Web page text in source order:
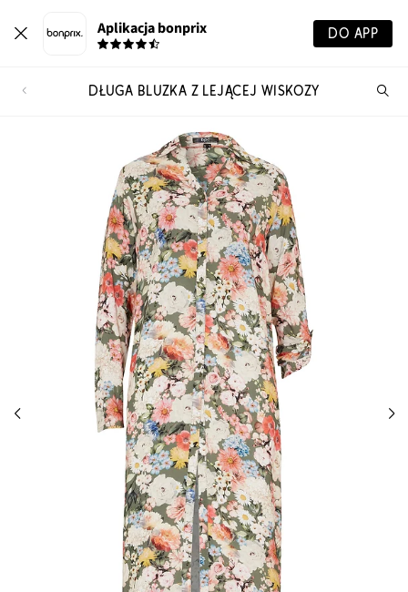
Aplikacja bonprix DO APP
DŁUGA BLUZKA Z LEJĄCEJ WISKOZY